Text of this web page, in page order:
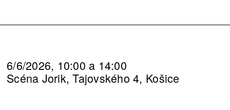
6/6/2026, 10:00 a 14:00
Scéna Jorik, Tajovského 4, Košice